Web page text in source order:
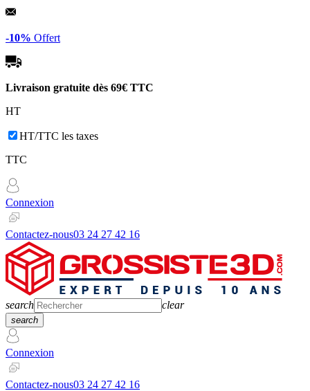
-10% Offert
Livraison gratuite dès 69€ TTC
HT
HT/TTC les taxes
TTC
Connexion
Contactez-nous03 24 27 42 16
search clear
search
Connexion
Contactez-nous03 24 27 42 16